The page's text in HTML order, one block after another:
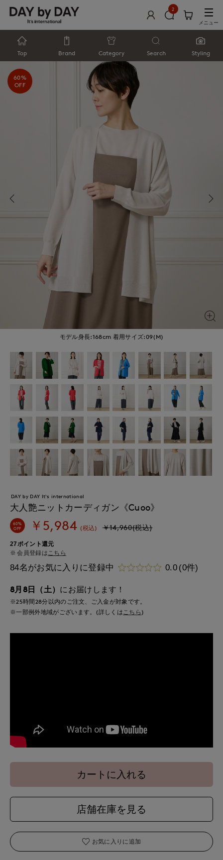
2
メニュー
Top Brand Category Search Styling
モデル身長:168cm 着用サイズ:09(M)
60%
OFF
DAY by DAY It's international
大人艶ニットカーディガン《Cuoo》
60%
OFF
￥5,984 (税込) ￥14,960(税込)
27ポイント還元
会員登録はこちら
84名がお気に入りに登録中 0.0 (0件)
8月8日（土） にお届けします！
※25時間28分以内のご注文、ご入金が対象です。
※一部例外地域がございます。(詳しくは こちら )
カートに入れる
店舗在庫を見る
お気に入りに追加